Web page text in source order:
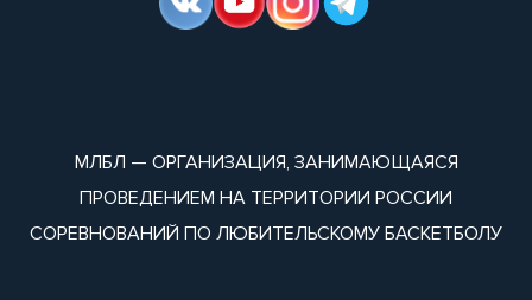
МЛБЛ — ОРГАНИЗАЦИЯ, ЗАНИМАЮЩАЯСЯ
ПРОВЕДЕНИЕМ НА ТЕРРИТОРИИ РОССИИ
СОРЕВНОВАНИЙ ПО ЛЮБИТЕЛЬСКОМУ БАСКЕТБОЛУ